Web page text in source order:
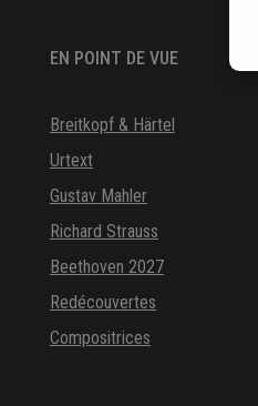
EN POINT DE VUE
Breitkopf & Härtel
Urtext
Gustav Mahler
Richard Strauss
Beethoven 2027
Redécouvertes
Compositrices